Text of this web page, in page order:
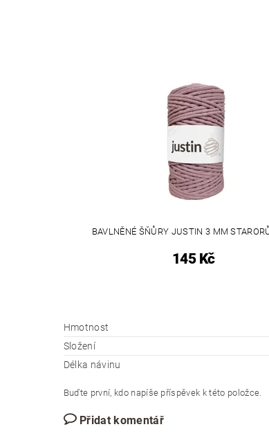
BAVLNĚNÉ ŠŇŮRY JUSTIN 3 MM
145 Kč
Hmotnost
Složení
Délka návinu
Buďte první, kdo napíše příspěvek k této položce.
Přidat komentář